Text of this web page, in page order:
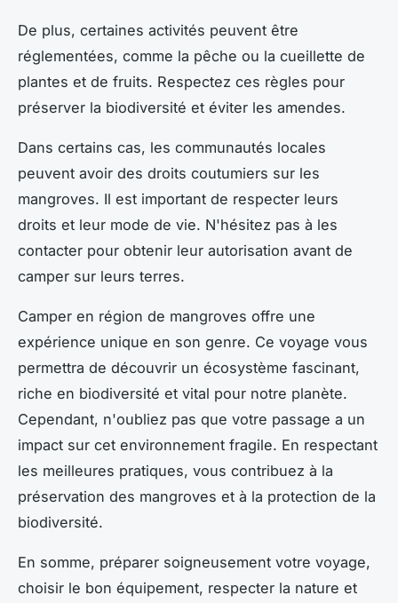
De plus, certaines activités peuvent être
réglementées, comme la pêche ou la cueillette de
plantes et de fruits. Respectez ces règles pour
préserver la biodiversité et éviter les amendes.
Dans certains cas, les communautés locales
peuvent avoir des droits coutumiers sur les
mangroves. Il est important de respecter leurs
droits et leur mode de vie. N'hésitez pas à les
contacter pour obtenir leur autorisation avant de
camper sur leurs terres.
Camper en région de mangroves offre une
expérience unique en son genre. Ce voyage vous
permettra de découvrir un écosystème fascinant,
riche en biodiversité et vital pour notre planète.
Cependant, n'oubliez pas que votre passage a un
impact sur cet environnement fragile. En respectant
les meilleures pratiques, vous contribuez à la
préservation des mangroves et à la protection de la
biodiversité.
En somme, préparer soigneusement votre voyage,
choisir le bon équipement, respecter la nature et